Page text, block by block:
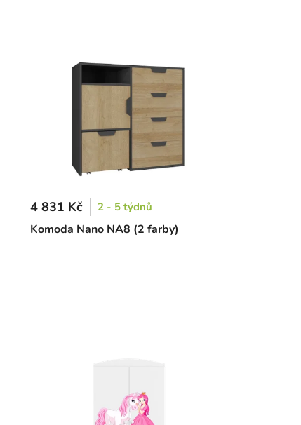
Komoda Nano NA8 (2 farby)
4 831 Kč 2 - 5 týdnů